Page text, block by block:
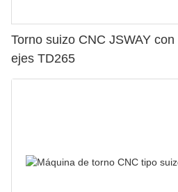
Torno suizo CNC JSWAY
ejes TD265